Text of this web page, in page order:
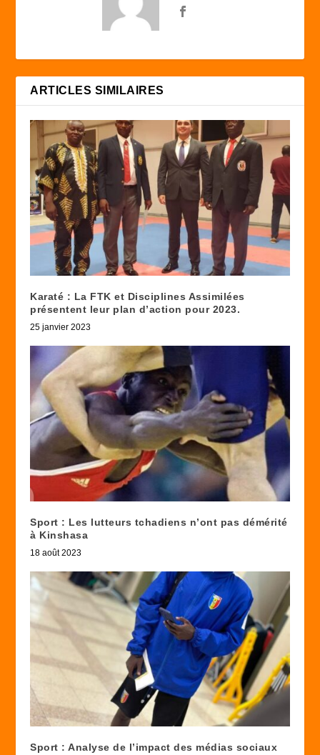
ARTICLES SIMILAIRES
Karaté : La FTK et Disciplines Assimilées
présentent leur plan d’action pour 2023.
25 janvier 2023
Sport : Les lutteurs tchadiens n’ont pas démérité
à Kinshasa
18 août 2023
Sport : Analyse de l’impact des médias sociaux